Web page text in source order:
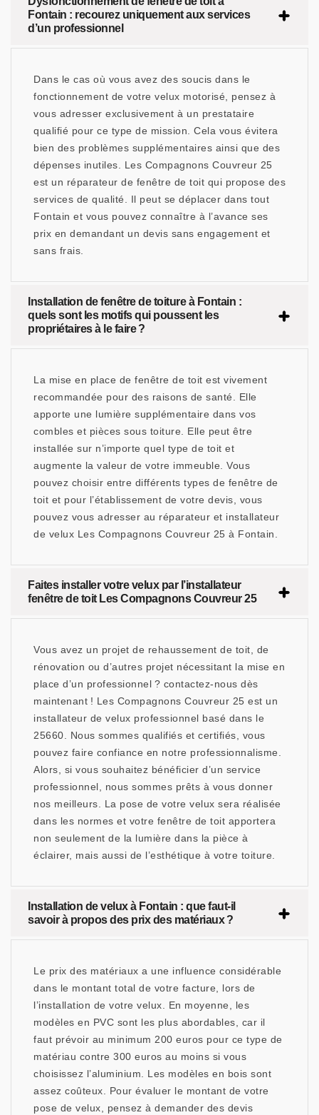
Fontain : recourez uniquement aux services
d’un professionnel
Dans le cas où vous avez des soucis dans le
fonctionnement de votre velux motorisé, pensez à
vous adresser exclusivement à un prestataire
qualifié pour ce type de mission. Cela vous évitera
bien des problèmes supplémentaires ainsi que des
dépenses inutiles. Les Compagnons Couvreur 25
est un réparateur de fenêtre de toit qui propose des
services de qualité. Il peut se déplacer dans tout
Fontain et vous pouvez connaître à l’avance ses
prix en demandant un devis sans engagement et
sans frais.
Installation de fenêtre de toiture à Fontain :
quels sont les motifs qui poussent les
propriétaires à le faire ?
La mise en place de fenêtre de toit est vivement
recommandée pour des raisons de santé. Elle
apporte une lumière supplémentaire dans vos
combles et pièces sous toiture. Elle peut être
installée sur n’importe quel type de toit et
augmente la valeur de votre immeuble. Vous
pouvez choisir entre différents types de fenêtre de
toit et pour l’établissement de votre devis, vous
pouvez vous adresser au réparateur et installateur
de velux Les Compagnons Couvreur 25 à Fontain.
Faites installer votre velux par l’installateur
fenêtre de toit Les Compagnons Couvreur 25
Vous avez un projet de rehaussement de toit, de
rénovation ou d’autres projet nécessitant la mise en
place d’un professionnel ? contactez-nous dès
maintenant ! Les Compagnons Couvreur 25 est un
installateur de velux professionnel basé dans le
25660. Nous sommes qualifiés et certifiés, vous
pouvez faire confiance en notre professionnalisme.
Alors, si vous souhaitez bénéficier d’un service
professionnel, nous sommes prêts à vous donner
nos meilleurs. La pose de votre velux sera réalisée
dans les normes et votre fenêtre de toit apportera
non seulement de la lumière dans la pièce à
éclairer, mais aussi de l’esthétique à votre toiture.
Installation de velux à Fontain : que faut-il
savoir à propos des prix des matériaux ?
Le prix des matériaux a une influence considérable
dans le montant total de votre facture, lors de
l’installation de votre velux. En moyenne, les
modèles en PVC sont les plus abordables, car il
faut prévoir au minimum 200 euros pour ce type de
matériau contre 300 euros au moins si vous
choisissez l’aluminium. Les modèles en bois sont
assez coûteux. Pour évaluer le montant de votre
pose de velux, pensez à demander des devis